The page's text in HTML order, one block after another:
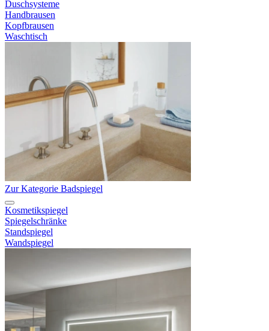
Duschsysteme
Handbrausen
Kopfbrausen
Waschtisch
Zur Kategorie Badspiegel
Kosmetikspiegel
Spiegelschränke
Standspiegel
Wandspiegel